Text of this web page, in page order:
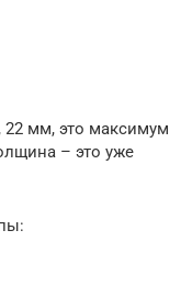
22 мм, это максимум
– это уже